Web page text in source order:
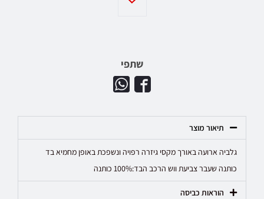
שתפי
תיאור מוצר
גלביה ארועה באורך מקסי גיזרה רפויה ונשפכת באופן מחמיא בד
כותנה שעבר צביעת ווש הרכב הבד:100% כותנה
הוראות כביסה